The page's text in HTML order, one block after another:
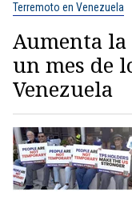
Terremoto en Venezuela
Aumenta
un mes de
Venezuela